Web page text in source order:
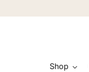
Shop